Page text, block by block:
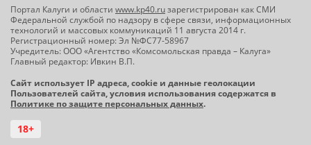
Портал Калуги и области www.kp40.ruзарегистрирован как СМИ
Федеральной службой по надзору в сфере связи, информационных
технологий и массовых коммуникаций 11 августа 2014 г.
Регистрационный номер: Эл №ФС77-58967
Учредитель: ООО «Агентство «Комсомольская правда – Калуга»
Главный редактор: Ивкин В.П.
Сайт использует IP адреса, cookie и данные геолокации
Пользователей сайта, условия использования содержатся в
Политике по защите персональных данных.
18+